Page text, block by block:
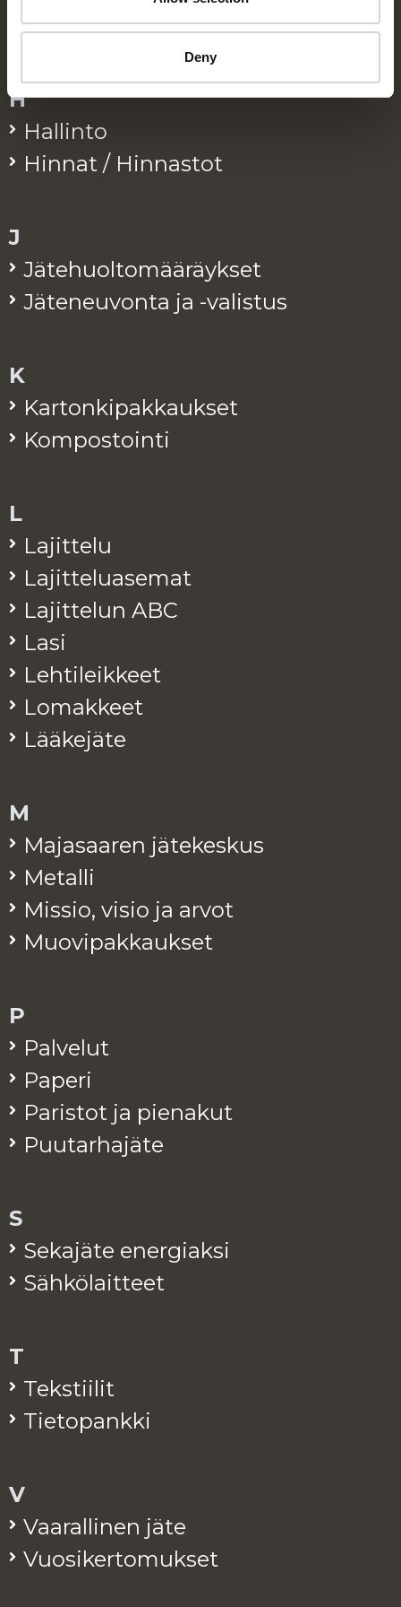
Deny
Eko­pis­teet / Rinki-eko­pis­teet
H
Hal­lin­to
Hin­nat / Hin­nas­tot
J
Jä­te­huol­to­mää­räyk­set
Jä­te­neu­von­ta ja -va­lis­tus
K
Kar­ton­ki­pak­kauk­set
Kom­pos­toin­ti
L
La­jit­te­lu
La­jit­te­lua­se­mat
La­jit­te­lun ABC
Lasi
Leh­ti­leik­keet
Lo­mak­keet
Lää­ke­jä­te
M
Ma­ja­saa­ren jä­te­kes­kus
Me­tal­li
Mis­sio, visio ja arvot
Muo­vi­pak­kauk­set
P
Pal­ve­lut
Pa­pe­ri
Pa­ris­tot ja pie­na­kut
Puu­tar­ha­jä­te
S
Se­ka­jä­te ener­giak­si
Säh­kö­lait­teet
T
Teks­tii­lit
Tie­to­pank­ki
V
Vaa­ral­li­nen jäte
Vuo­si­ker­to­muk­set